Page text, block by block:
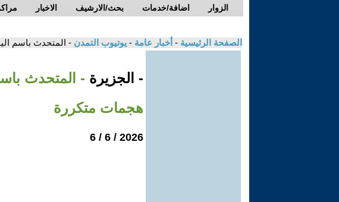
الاخبار بحث/الارشيف اضافة/خدمات الزوار
الصفحة الرئيسية - أخبار عامة - يوتيوب التمدن - المتحدث باسم
- الجزيرة - المتحدث
هجمات متكررة
2026 / 6 / 6